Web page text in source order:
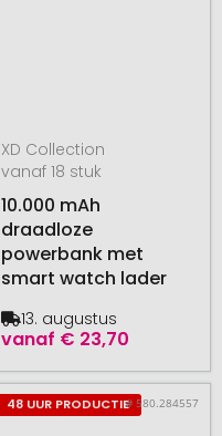
XD Collection
vanaf 18 stuk
10.000 mAh
draadloze
powerbank met
smart watch lader
vanaf € 23,70
13. augustus
48 UUR PRODUCTIE# 580.284557